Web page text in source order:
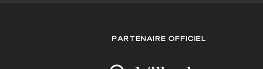
PARTENAIRE OFFICIEL